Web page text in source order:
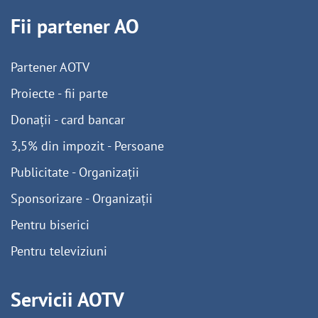
Fii partener AO
Partener AOTV
Proiecte - fii parte
Donații - card bancar
3,5% din impozit - Persoane
Publicitate - Organizații
Sponsorizare - Organizații
Pentru biserici
Pentru televiziuni
Servicii AOTV